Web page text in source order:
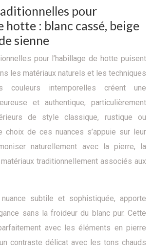
pour
hotte : blanc cassé, beige
sienne
pour l’habillage de hotte puisent
les matériaux naturels et les techniques
couleurs intemporelles créent une
et authentique, particulièrement
de style classique, rustique ou
choix de ces nuances s’appuie sur leur
naturellement avec la pierre, la
traditionnellement associés aux
subtile et sophistiquée, apporte
sans la froideur du blanc pur. Cette
avec les éléments en pierre
contraste délicat avec les tons chauds